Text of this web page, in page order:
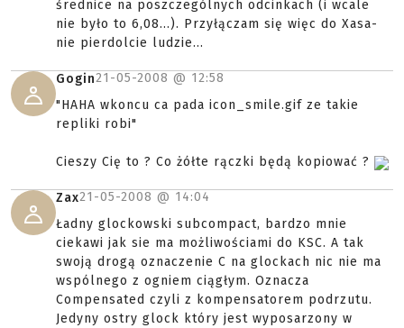
średnice na poszczególnych odcinkach (i wcale
nie było to 6,08...). Przyłączam się więc do Xasa-
nie pierdolcie ludzie...
Gogin21-05-2008 @ 12:58
"HAHA wkoncu ca pada icon_smile.gif ze takie
repliki robi"
Cieszy Cię to ? Co żółte rączki będą kopiować ?
Zax21-05-2008 @ 14:04
Ładny glockowski subcompact, bardzo mnie
ciekawi jak sie ma możliwościami do KSC. A tak
swoją drogą oznaczenie C na glockach nic nie ma
wspólnego z ogniem ciągłym. Oznacza
Compensated czyli z kompensatorem podrzutu.
Jedyny ostry glock który jest wyposarzony w